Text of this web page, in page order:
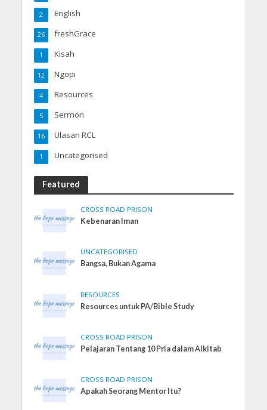
English
2
freshGrace
26
Kisah
1
Ngopi
12
Resources
4
Sermon
5
Ulasan RCL
16
Uncategorised
1
Featured
CROSS ROAD PRISON
Kebenaran Iman
UNCATEGORISED
Bangsa, Bukan Agama
RESOURCES
Resources untuk PA/Bible Study
CROSS ROAD PRISON
Pelajaran Tentang 10 Pria dalam Alkitab
CROSS ROAD PRISON
Apakah Seorang Mentor Itu?